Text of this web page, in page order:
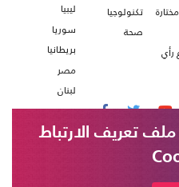
رأي
تكنولوجيا
صحة
ليبيا
سوريا
بريطانيا
مصر
لبنان
تعريف الارتباط